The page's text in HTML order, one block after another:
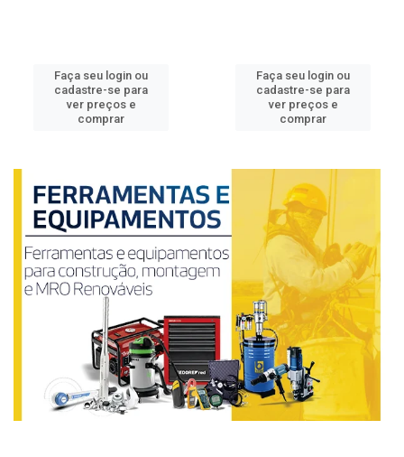
Faça seu login ou
cadastre-se para
ver preços e
comprar
Faça seu login ou
cadastre-se para
ver preços e
comprar